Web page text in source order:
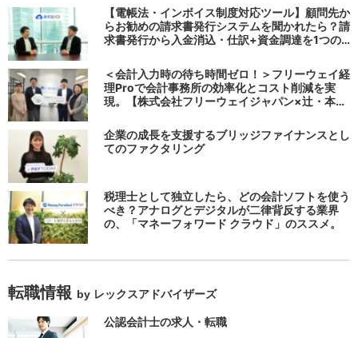
【電帳法・インボイス制度対応ツール】顧問先か
らお勧めの請求書発行システムを聞かれたら？請
求書発行から入金消込・仕訳+資金調達を1つの
＜会計入力時の待ち時間ゼロ！＞フリーウェイ経
理Proで会計事務所の効率化とコスト削減を実
現。【株式会社フリーウェイジャパン×辻・本郷
企業の成長を支援するブリッジファイナンスとし
てのファクタリング
税理士として独立したら、どの会計ソフトを使う
べき？アナログとデジタルが二律背反する業界
の、「マネーフォワード クラウド」のススメ。
転職情報 by レックスアドバイザーズ
公認会計士の求人・転職